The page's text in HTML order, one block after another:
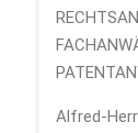
Alfred-